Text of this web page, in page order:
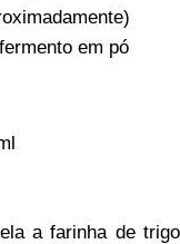
em pó
a farinha de